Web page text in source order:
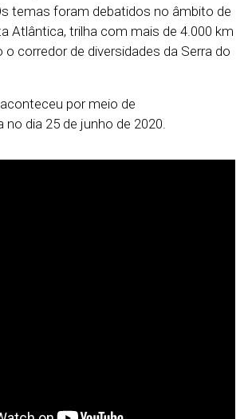
temas foram debatidos no âmbito de
Atlântica, trilha com mais de 4.000 km
corredor de diversidades da Serra do
por meio de
dia 25 de junho de 2020.